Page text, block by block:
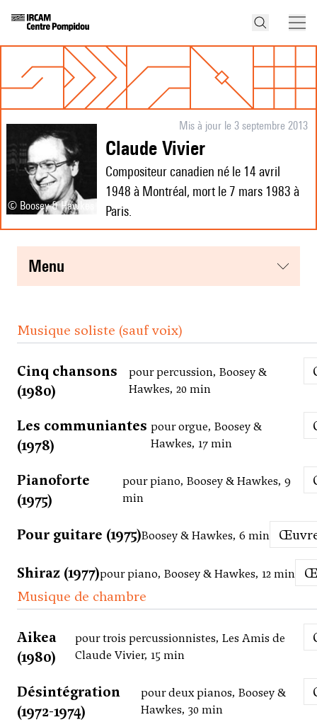
© Boosey & Hawkes
Mis à jour le 3 septembre 2013
Claude Vivier
Compositeur canadien né le 14 avril
1948 à Montréal, mort le 7 mars 1983 à
Paris.
menu
Musique soliste (sauf voix)
Cinq chansons
(1980)
pour percussion, Boosey &
Hawkes, 20 min
Les communiantes
(1978)
pour orgue, Boosey &
Hawkes, 17 min
Pianoforte
(1975)
pour piano, Boosey & Hawkes, 9
min
Pour guitare (1975)Boosey & Hawkes, 6 min
Shiraz (1977)pour piano, Boosey & Hawkes, 12 min
Musique de chambre
Aikea
(1980)
pour trois percussionnistes, Les Amis de
Claude Vivier, 15 min
Désintégration
(1972-1974)
pour deux pianos, Boosey &
Hawkes, 30 min